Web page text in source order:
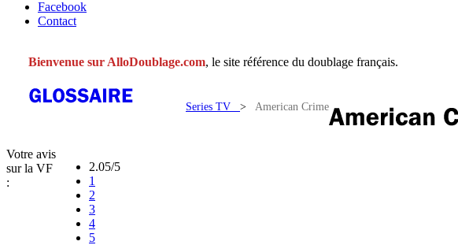
Facebook
Contact
Bienvenue sur AlloDoublage.com, le site référence du doublage français.
Series TV > American Crime
Votre avis
sur la VF
:
2.05/5
1
2
3
4
5